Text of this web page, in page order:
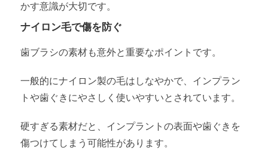
かす意識が大切です。
ナイロン毛で傷を防ぐ
歯ブラシの素材も意外と重要なポイントです。
一般的にナイロン製の毛はしなやかで、インプラン
トや歯ぐきにやさしく使いやすいとされています。
硬すぎる素材だと、インプラントの表面や歯ぐきを
傷つけてしまう可能性があります。